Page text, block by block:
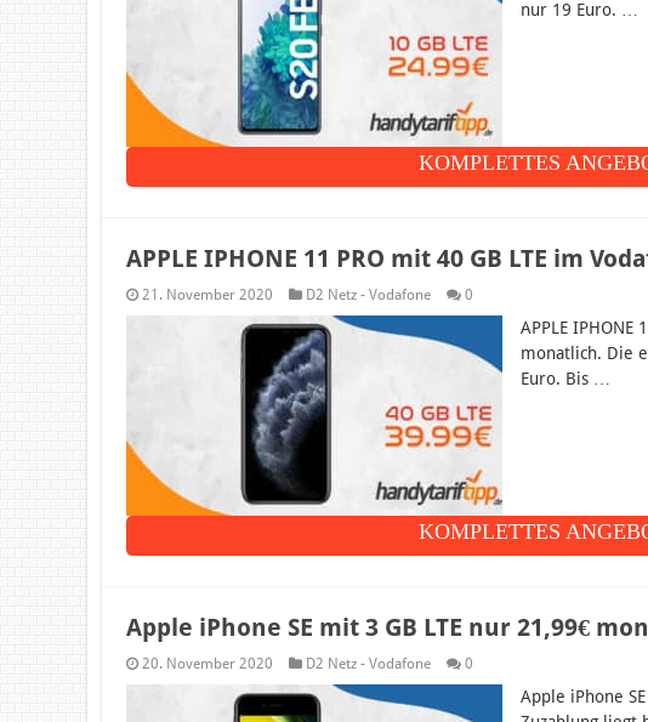
nur 19 Euro. …
KOMPLETTES
APPLE IPHONE 11 PRO mit 40 GB LTE im
21. November 2020 D2 Netz - Vodafone 0
APPLE IPHONE
monatlich. Die
Euro. Bis …
KOMPLETTES
Apple iPhone SE mit 3 GB LTE nur 21,99€
20. November 2020 D2 Netz - Vodafone 0
Apple iPhone